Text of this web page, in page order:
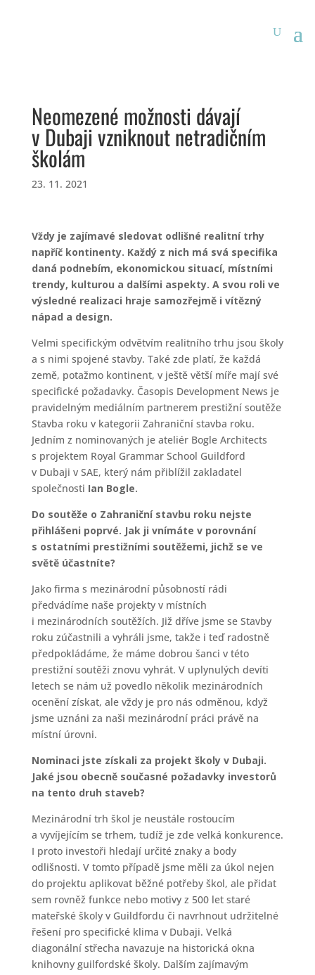
Neomezené možnosti dávají
v Dubaji vzniknout netradičním
školám
23. 11. 2021
Vždy je zajímavé sledovat odlišné realitní trhy
napříč kontinenty. Každý z nich má svá specifika
daná podnebím, ekonomickou situací, místními
trendy, kulturou a dalšími aspekty. A svou roli ve
výsledné realizaci hraje samozřejmě i vítězný
nápad a design.
Velmi specifickým odvětvím realitního trhu jsou školy
a s nimi spojené stavby. Také zde platí, že každá
země, potažmo kontinent, v ještě větší míře mají své
specifické požadavky. Časopis Development News je
pravidelným mediálním partnerem prestižní soutěže
Stavba roku v kategorii Zahraniční stavba roku.
Jedním z nominovaných je ateliér Bogle Architects
s projektem Royal Grammar School Guildford
v Dubaji v SAE, který nám přiblížil zakladatel
společnosti Ian Bogle.
Do soutěže o Zahraniční stavbu roku nejste
přihlášeni poprvé. Jak ji vnímáte v porovnání
s ostatními prestižními soutěžemi, jichž se ve
světě účastníte?
Jako firma s mezinárodní působností rádi
předvádíme naše projekty v místních
i mezinárodních soutěžích. Již dříve jsme se Stavby
roku zúčastnili a vyhráli jsme, takže i teď radostně
předpokládáme, že máme dobrou šanci v této
prestižní soutěži znovu vyhrát. V uplynulých devíti
letech se nám už povedlo několik mezinárodních
ocenění získat, ale vždy je pro nás odměnou, když
jsme uznáni za naši mezinárodní práci právě na
místní úrovni.
Nominaci jste získali za projekt školy v Dubaji.
Jaké jsou obecně současné požadavky investorů
na tento druh staveb?
Mezinárodní trh škol je neustále rostoucím
a vyvíjejícím se trhem, tudíž je zde velká konkurence.
I proto investoři hledají určité znaky a body
odlišnosti. V tomto případě jsme měli za úkol nejen
do projektu aplikovat běžné potřeby škol, ale přidat
sem rovněž funkce nebo motivy z 500 let staré
mateřské školy v Guildfordu či navrhnout udržitelné
řešení pro specifické klima v Dubaji. Velká
diagonální střecha navazuje na historická okna
knihovny guilfordské školy. Dalším zajímavým